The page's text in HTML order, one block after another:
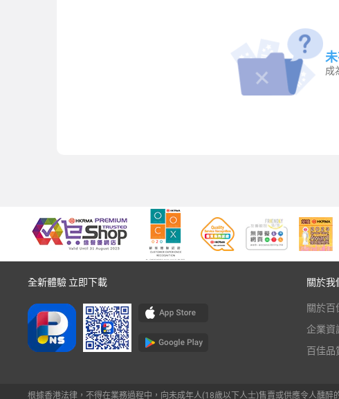
成
全新體驗 立即下載 關於我
關於百
企業資
百佳品
根據香港法律，不得在業務過程中，向未成年人(18歲以下人士)售賣或供應令人醺醉